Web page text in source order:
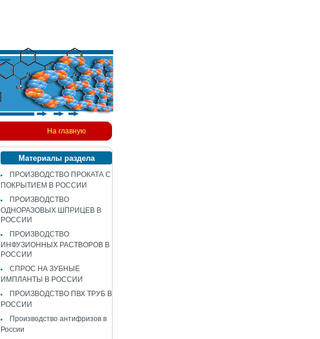
На главную
Материалы раздела
ПРОИЗВОДСТВО ПРОКАТА С
ПОКРЫТИЕМ В РОССИИ
ПРОИЗВОДСТВО
ОДНОРАЗОВЫХ ШПРИЦЕВ В
РОССИИ
ПРОИЗВОДСТВО
ИНФУЗИОННЫХ РАСТВОРОВ В
РОССИИ
СПРОС НА ЗУБНЫЕ
ИМПЛАНТЫ В РОССИИ
ПРОИЗВОДСТВО ПВХ ТРУБ В
РОССИИ
Производство антифризов в
России